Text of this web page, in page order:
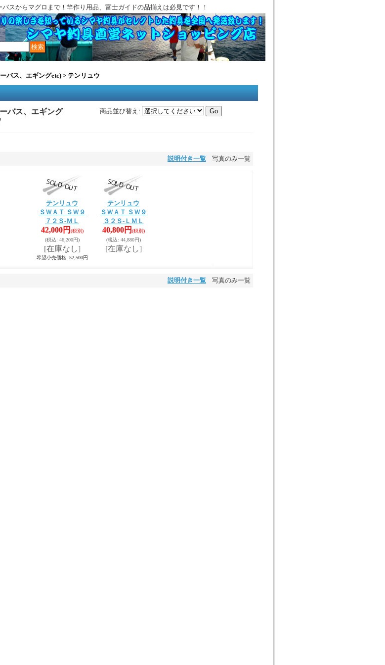
スからマグロまで！竿作り用品、富士ガイドの品揃えは必見です！！
バス、エギングetc) > テンリュウ
バス、エギング
商品並び替え :
説明付き一覧 写真のみ一覧
テンリュウ
ＳＷＡＴ ＳＷ９
７２Ｓ-ＭＬ
42,000円 (税別)
(税込: 46,200円)
[在庫なし]
希望小売価格: 52,500円
テンリュウ
ＳＷＡＴ ＳＷ９
３２Ｓ-ＬＭＬ
40,800円 (税別)
(税込: 44,880円)
[在庫なし]
説明付き一覧 写真のみ一覧